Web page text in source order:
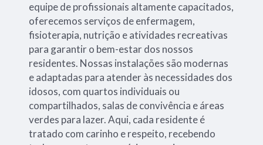
equipe de profissionais altamente capacitados,
oferecemos serviços de enfermagem,
fisioterapia, nutrição e atividades recreativas
para garantir o bem-estar dos nossos
residentes. Nossas instalações são modernas
e adaptadas para atender às necessidades dos
idosos, com quartos individuais ou
compartilhados, salas de convivência e áreas
verdes para lazer. Aqui, cada residente é
tratado com carinho e respeito, recebendo